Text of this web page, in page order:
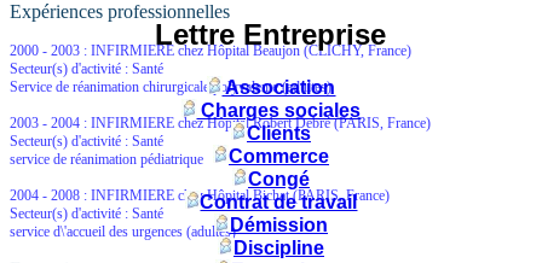
Expériences professionnelles
2000 - 2003 : INFIRMIERE chez Hôpital Beaujon (CLICHY, France)
Secteur(s) d'activité : Santé
Service de réanimation chirurgicale polyvalente (adultes)
2003 - 2004 : INFIRMIERE chezHôpital Robert Debré(PARIS, France)
Secteur(s) d'activité : Santé
service de réanimation pédiatrique
2004 - 2008 : INFIRMIERE chezHôpital Bichat(PARIS, France)
Secteur(s) d'activité : Santé
service d\'accueil des urgences (adultes)
Lettre Entreprise
Association
Charges sociales
Clients
Commerce
Congé
Contrat de travail
Démission
Discipline